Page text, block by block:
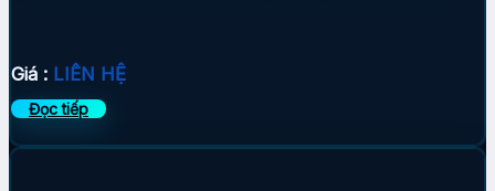
Giá : LIÊN HỆ
Đọc tiếp